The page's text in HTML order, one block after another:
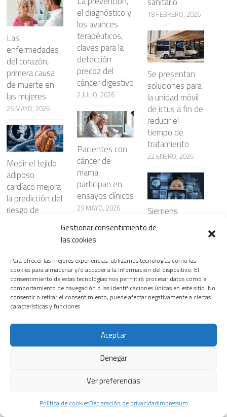
Gestionar consentimiento de
las cookies
Para ofrecer las mejores experiencias, utilizamos tecnologías como las
cookies para almacenar y/o acceder a la información del dispositivo. El
consentimiento de estas tecnologías nos permitirá procesar datos como el
comportamiento de navegación o las identificaciones únicas en este sitio. No
consentir o retirar el consentimiento, puede afectar negativamente a ciertas
características y funciones.
Aceptar
Denegar
Ver preferencias
Política de cookiesDeclaración de privacidadImpressum
Las
enfermedades
del corazón,
primera causa
de muerte en
las mujeres
25 MAYO, 2026
Medir el tejido
adiposo
cardíaco mejora
la predicción del
riesgo de
8 ABRIL, 2026
Leer más
el diagnóstico y
los avances
terapéuticos,
claves para la
detección
precoz del
cáncer digestivo
2 JULIO, 2026
Pacientes con
cáncer de
mama
participan en
ensayos clínicos
29 MAYO, 2026
Leer más
18 FEBRERO, 2026
Se presentan
soluciones para
la unidad móvil
de ictus a fin de
reducir el
tiempo de
tratamiento
22 ENERO, 2026
Siemens
Healthineers
lanza nuevas
radiología
basadas en
inteligencia
artificial que
optimizan los
manteniendo la
diagnóstica
Leer más